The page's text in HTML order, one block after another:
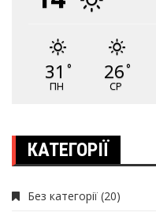
31 °
ПН
26°
СР
КАТЕГОРІЇ
Без категорії (20)